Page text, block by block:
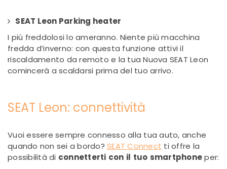
SEAT Leon Parking heater
I più freddolosi lo ameranno. Niente più macchina
fredda d’inverno: con questa funzione attivi il
riscaldamento da remoto e la tua Nuova SEAT Leon
comincerà a scaldarsi prima del tuo arrivo.
SEAT Leon: connettività
Vuoi essere sempre connesso alla tua auto, anche
quando non sei a bordo? SEAT Connect ti offre la
possibilità di connetterti con il tuo smartphoneper: